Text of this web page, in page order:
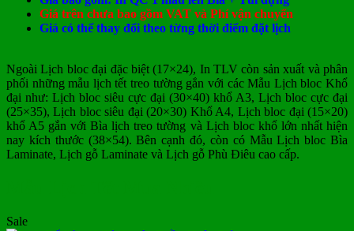
Giá trên chưa bao gồm VAT và Phí vận chuyển
Giá có thể thay đổi theo từng thời điểm đặt lịch
Ngoài Lịch bloc đại đặc biệt (17×24), In TLV còn sản xuất và phân
phối những mẫu lịch tết treo tường gắn với các Mẫu Lịch bloc Khổ
đại như: Lịch bloc siêu cực đại (30×40) khổ A3, Lịch bloc cực đại
(25×35), Lịch bloc siêu đại (20×30) Khổ A4, Lịch bloc đại (15×20)
khổ A5 gắn với Bìa lịch treo tường và Lịch bloc khổ lớn nhất hiện
nay kích thước (38×54). Bên cạnh đó, còn có Mẫu Lịch bloc Bìa
Laminate, Lịch gỗ Laminate và Lịch gỗ Phù Điêu cao cấp.
Sale